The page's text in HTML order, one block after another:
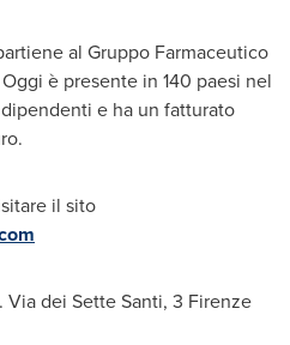
al Gruppo Farmaceutico
è presente in 140 paesi nel
e ha un fatturato
il sito
Via dei Sette Santi, 3 Firenze